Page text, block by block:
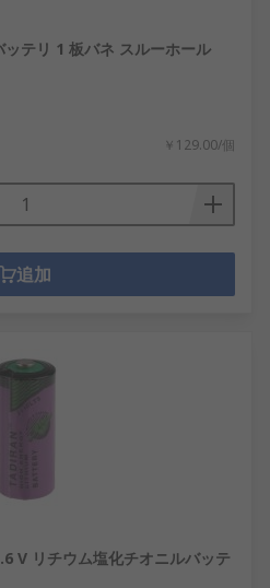
テリ 1 板バネ スルーホール
￥129.00/個
追加
V リチウム塩化チオニルバッテ